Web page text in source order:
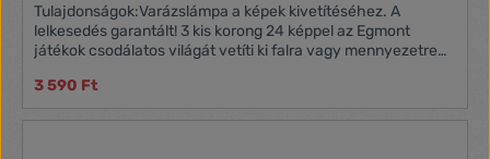
Tulajdonságok:Varázslámpa a képek kivetítéséhez. A
lelkesedés garantált! 3 kis korong 24 képpel az Egmont
játékok csodálatos világát vetíti ki falra vagy mennyezetre…
cirkuszát.
3 590 Ft